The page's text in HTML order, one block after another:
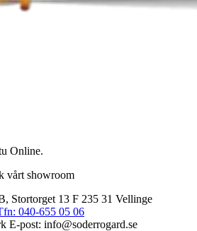
Online.
vårt showroom
Stortorget 13 F 235 31 Vellinge
040-655 05 06
E-post: info@soderrogard.se